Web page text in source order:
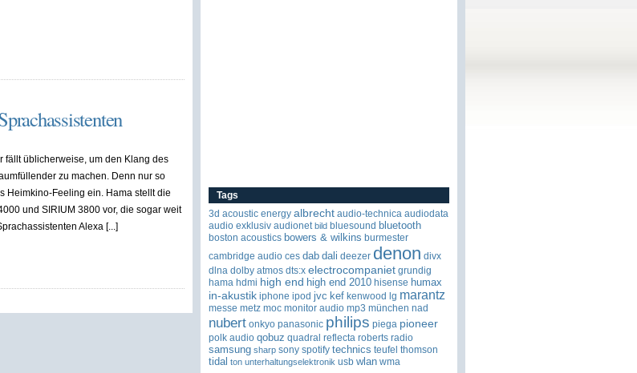
fällt üblicherweise, um den Klang des
zu machen. Denn nur so
Heimkino-Feeling ein. Hama stellt die
und SIRIUM 3800 vor, die sogar weit
Alexa [...]
Tags
3d acoustic energy albrecht audio-technica audiodata
audio exklusiv audionet bild bluesound bluetooth
boston acoustics bowers & wilkins burmester
cambridge audio ces dab dali deezer denon divx
dlna dolby atmos dts:x electrocompaniet grundig
hama hdmi high end high end 2010 hisense humax
in-akustik iphone ipod jvc kef kenwood lg marantz
messe metz moc monitor audio mp3 münchen nad
nubert onkyo panasonic philips piega pioneer
polk audio qobuz quadral reflecta roberts radio
samsung sharp sony spotify technics teufel thomson
tidal ton unterhaltungselektronik usb wlan wma